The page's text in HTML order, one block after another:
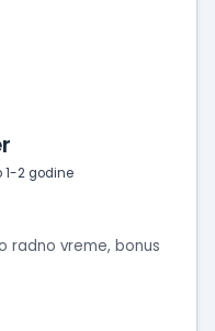
1-2 godine
radno vreme, bonus